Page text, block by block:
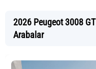
2026 Peugeot 3008 GT
Arabalar